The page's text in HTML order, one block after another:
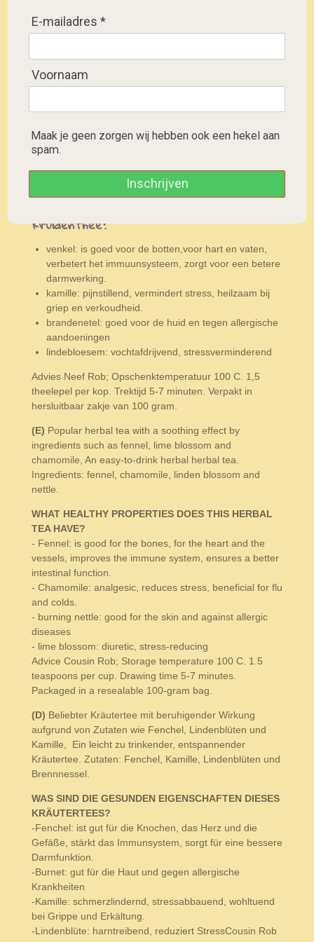
S
S
S
S
kruidenthee verminderd stress en
werking door ingrediënten als venkel, Lindebloesem en
kamille, Een makkelijk drinkbare ontzorgende
kruidenthee?
venkel: is goed voor de botten,voor hart en vaten,
verbetert het immuunsysteem, zorgt voor een betere
darmwerking.
kamille: pijnstillend, vermindert stress, heilzaam bij
griep en verkoudheid.
brandenetel: goed voor de huid en tegen allergische
aandoeningen
lindebloesem: vochtafdrijvend, stressverminderend
Advies Neef Rob; Opschenktemperatuur 100 C. 1,5
theelepel per kop. Trektijd 5-7 minuten. Verpakt in
hersluitbaar zakje van 100 gram.
(E) Popular herbal tea with a soothing effect by
ingredients such as fennel, lime blossom and
chamomile, An easy-to-drink herbal herbal tea.
Ingredients: fennel, chamomile, linden blossom and
nettle.
WHAT HEALTHY PROPERTIES DOES THIS HERBAL
TEA HAVE?
- Fennel: is good for the bones, for the heart and the
vessels, improves the immune system, ensures a better
intestinal function.
- Chamomile: analgesic, reduces stress, beneficial for flu
and colds.
- burning nettle: good for the skin and against allergic
diseases
- lime blossom: diuretic, stress-reducing
Advice Cousin Rob; Storage temperature 100 C. 1.5
teaspoons per cup. Drawing time 5-7 minutes.
Packaged in a resealable 100-gram bag.
(D) Beliebter Kräutertee mit beruhigender Wirkung
aufgrund von Zutaten wie Fenchel, Lindenblüten und
Kamille, Ein leicht zu trinkender, entspannender
Kräutertee. Zutaten: Fenchel, Kamille, Lindenblüten und
Brennnessel.
WAS SIND DIE GESUNDEN EIGENSCHAFTEN DIESES
KRÄUTERTEES?
-Fenchel: ist gut für die Knochen, das Herz und die
Gefäße, stärkt das Immunsystem, sorgt für eine bessere
Darmfunktion.
-Burnet: gut für die Haut und gegen allergische
Krankheiten
-Kamille: schmerzlindernd, stressabbauend, wohltuend
bei Grippe und Erkältung.
-Lindenblüte: harntreibend, reduziert StressCousin Rob
E-mailadres *
Voornaam
Maak je geen zorgen wij hebben ook een hekel aan
spam.
Inschrijven